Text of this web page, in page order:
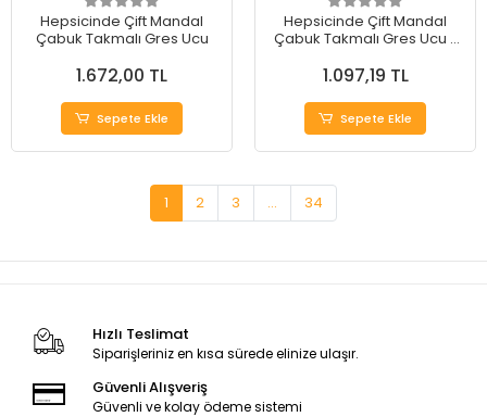
Hepsicinde Çift Mandal
Çabuk Takmalı Gres Ucu
1.672,00 TL
Sepete Ekle
Hepsicinde Çift Mandal
Çabuk Takmalı Gres Ucu -
1.097,19 TL
Sepete Ekle
1 2 3 ... 34
Hızlı Teslimat
Siparişleriniz en kısa sürede elinize ulaşır.
Güvenli Alışveriş
Güvenli ve kolay ödeme sistemi